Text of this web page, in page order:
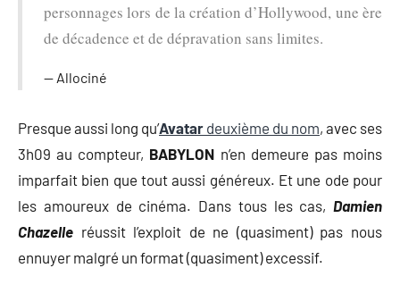
personnages lors de la création d’Hollywood, une ère
de décadence et de dépravation sans limites.
Allociné
Presque aussi long qu’Avatar deuxième du nom, avec ses
3h09 au compteur, BABYLON n’en demeure pas moins
imparfait bien que tout aussi généreux. Et une ode pour
les amoureux de cinéma. Dans tous les cas, Damien
Chazelle réussit l’exploit de ne (quasiment) pas nous
ennuyer malgré un format (quasiment) excessif.